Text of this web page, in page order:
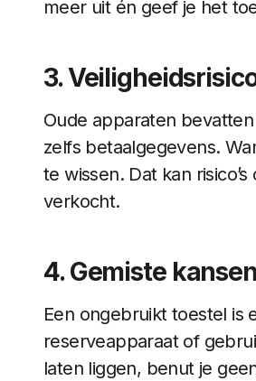
meer uit én geef je het
3.
Oude apparaten
zelfs betaalgegevens.
te wissen. Dat kan
verkocht.
4. Gemiste kansen
Een ongebruikt toestel is
reserveapparaat of
laten liggen, benut je